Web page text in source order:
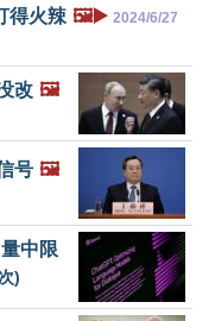
得火辣 🖼️▶️ 2024/6/27
改 🖼️
号 🖼️
中限
)